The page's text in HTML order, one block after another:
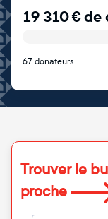
19 310€de
67 donateurs
Trouver le
proche